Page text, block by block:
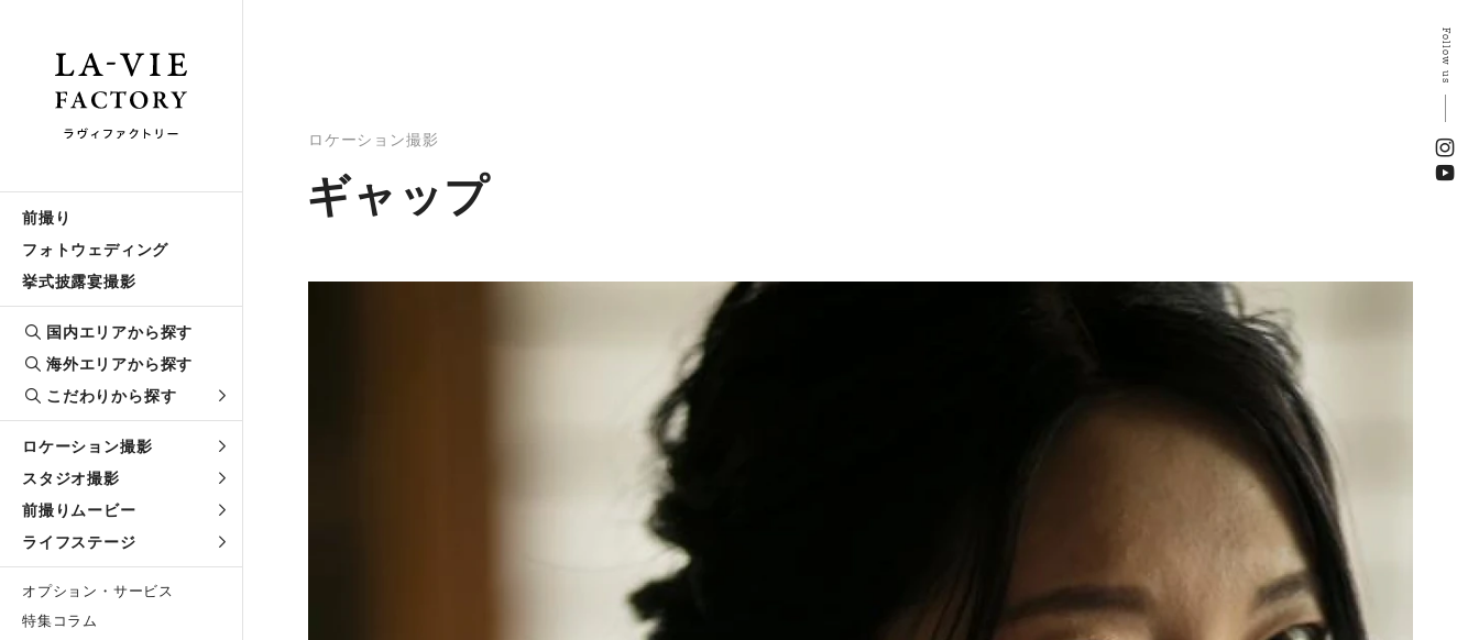
前撮り
フォトウェディング
挙式披露宴撮影
国内エリアから探す
海外エリアから探す
こだわりから探す
ロケーション撮影
スタジオ撮影
前撮りムービー
ライフステージ
オプション・サービス
特集コラム
ロケーション撮影
ギャップ
Follow us